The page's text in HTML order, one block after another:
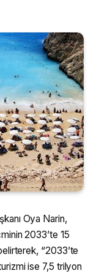
Oya Narin,
2033’te 15
“2033’te
ise 7,5 trilyon